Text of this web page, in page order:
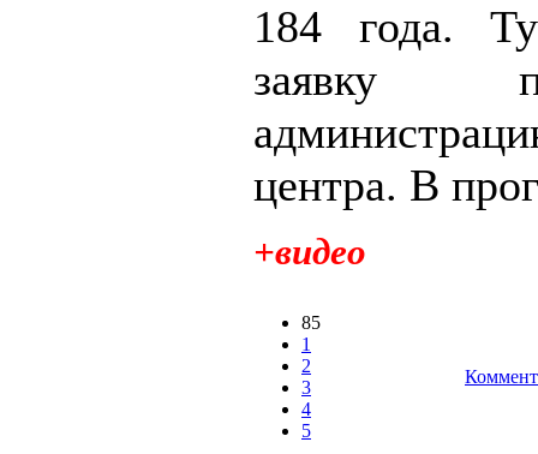
184 года.
заявку
центра. В
+видео
85
1
2
3
4
5